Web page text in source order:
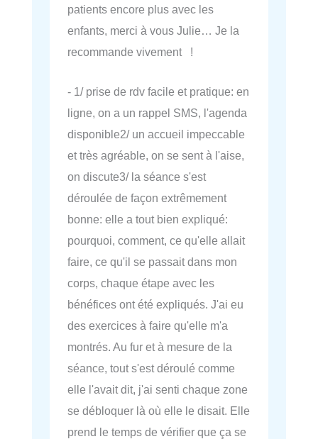
patients encore plus avec les
enfants, merci à vous Julie… Je la
recommande vivement !
- 1/ prise de rdv facile et pratique: en
ligne, on a un rappel SMS, l'agenda
disponible2/ un accueil impeccable
et très agréable, on se sent à l'aise,
on discute3/ la séance s'est
déroulée de façon extrêmement
bonne: elle a tout bien expliqué:
pourquoi, comment, ce qu'elle allait
faire, ce qu'il se passait dans mon
corps, chaque étape avec les
bénéfices ont été expliqués. J'ai eu
des exercices à faire qu'elle m'a
montrés. Au fur et à mesure de la
séance, tout s'est déroulé comme
elle l'avait dit, j'ai senti chaque zone
se débloquer là où elle le disait. Elle
prend le temps de vérifier que ça se